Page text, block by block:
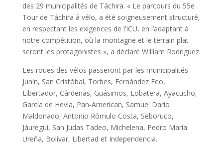
des 29 municipalités de Táchira. « Le parcours du 55e
Tour de Táchira à vélo, a été soigneusement structuré,
en respectant les exigences de l’ICU, en l’adaptant à
notre compétition, où la montagne et le terrain plat
seront les protagonistes », a déclaré William Rodriguez.
Les roues des vélos passeront par les municipalités:
Junín, San Cristóbal, Torbes, Fernández Feo,
Libertador, Cárdenas, Guásimos, Lobatera, Ayacucho,
García de Hevia, Pan-American, Samuel Darío
Maldonado, Antonio Rómulo Costa, Seboruco,
Jáuregui, San Judas Tadeo, Michelena, Pedro María
Ureña, Bolívar, Libertad et Independencia.